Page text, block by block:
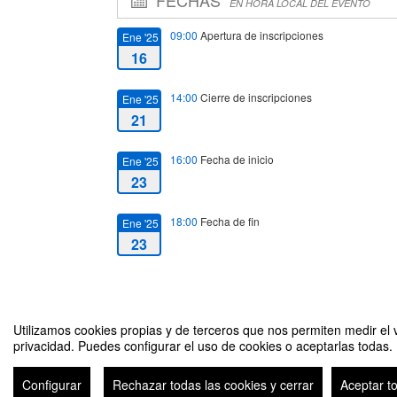
Utilizamos cookies propias y de terceros que nos permiten medir
privacidad. Puedes configurar el uso de cookies o aceptarlas
Configurar Rechazar todas las cookies y cerrar Aceptar
EN HORA LOCAL DEL EVENTO
Ene '25
16
09:00 Apertura de inscripciones
Ene '25
21
14:00 Cierre de inscripciones
Ene '25
23
16:00 Fecha de inicio
Ene '25
23
18:00 Fecha de fin
CAPRILE LORENZO / EXPOSICIÓN DE MODA